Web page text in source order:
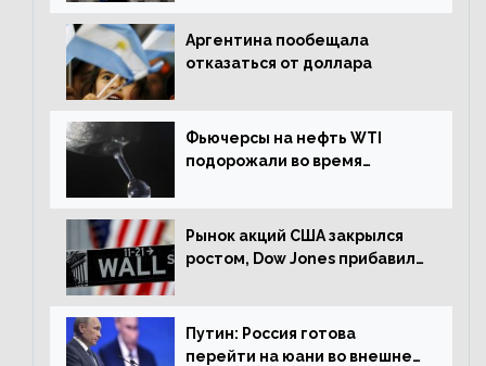
Аргентина пообещала
отказаться от доллара
Фьючерсы на нефть WTI
подорожали во время
Рынок акций США закрылся
ростом, Dow Jones прибавил
Путин: Россия готова
перейти на юани во внешней